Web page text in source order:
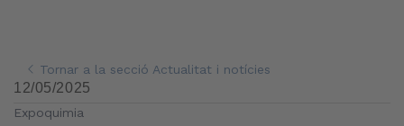
Tornar a la secció Actualitat i notícies
12/05/2025
Expoquimia